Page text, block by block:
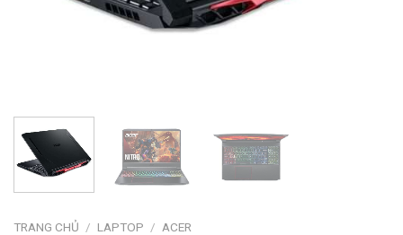
TRANG CHỦ / LAPTOP / ACER